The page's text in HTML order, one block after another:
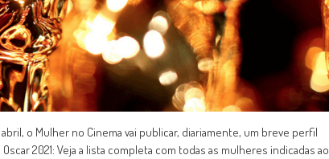
o Mulher no Cinema vai publicar, diariamente, um breve perfil
2021: Veja a lista completa com todas as mulheres indicadas ao